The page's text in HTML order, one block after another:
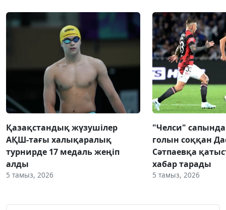
Қазақстандық жүзушілер
АҚШ-тағы халықаралық
турнирде 17 медаль жеңіп
алды
5 тамыз, 2026
"Челси"
голын соққан
Сәтпаевқа
хабар тарады
5 тамыз, 2026